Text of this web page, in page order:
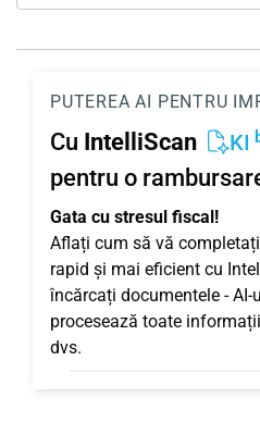
PUTEREA AI PENTRU
Cu IntelliScan KI
pentru o
Gata cu stresul fiscal!
Aflați cum să vă
rapid și mai eficient cu
încărcați documentele -
procesează toate
dvs.